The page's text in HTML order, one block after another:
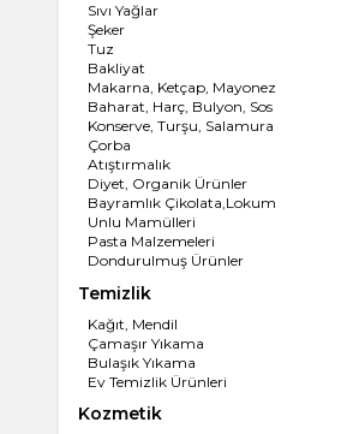
Sıvı Yağlar
Şeker
Tuz
Bakliyat
Makarna, Ketçap, Mayonez
Baharat, Harç, Bulyon, Sos
Konserve, Turşu, Salamura
Çorba
Atıştırmalık
Diyet, Organik Ürünler
Bayramlık Çikolata,Lokum
Unlu Mamülleri
Pasta Malzemeleri
Dondurulmuş Ürünler
Dondurma
Temizlik
Kağıt, Mendil
Çamaşır Yıkama
Bulaşık Yıkama
Ev Temizlik Ürünleri
Kozmetik